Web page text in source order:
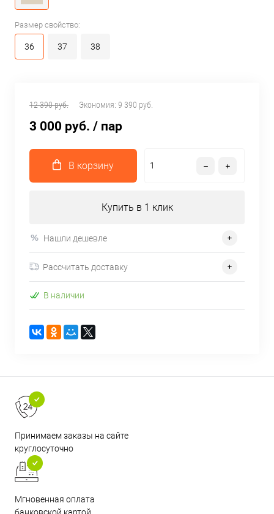
Размер свойство:
36 37 38
12 390 руб. Экономия: 9 390 руб.
3 000 руб. / пар
В корзину
Купить в 1 клик
Нашли дешевле
Рассчитать доставку
В наличии
Принимаем заказы на сайте
круглосуточно
Мгновенная оплата